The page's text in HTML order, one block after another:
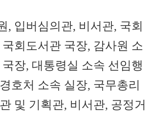
, 입버심의관, 비서관, 국회
회도서관 국장, 감사원 소
장, 대통령실 소속 선임행
호처 소속 실장, 국무총리
및 기획관, 비서관, 공정거